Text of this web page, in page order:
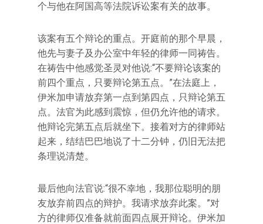
个与他在阿国高等法院诉讼案有关的故事。
该案有五个辩论的重点。开庭前的那个早晨，
他先与妻子及办公室中年轻的律师一同祷告。
在祷告中他感觉圣灵对他说:“不要辩论该案的
前四个重点，只要辩论第五点。”在法庭上，
伊米加申请放弃第一点到第四点，只辩论第五
点。法官为此感到震惊，但仍允许他的请求。
他辩论完第五点后就坐下。接着对方的律师站
起来，结结巴巴地说了十二分钟，仍旧无法把
条理说清楚。
最后他向法官说:“很不幸地，我那位聪明的朋
友放弃前四点的辩护。我请求放弃此案。”对
方的律师仅准备就前面四点展开辩论。伊米加